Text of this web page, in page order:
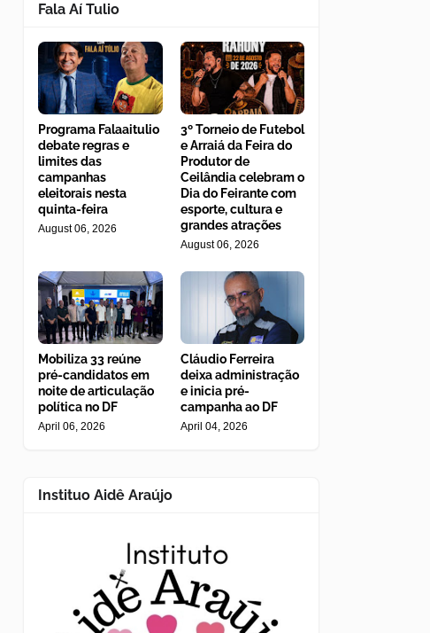
Fala Aí Tulio
Programa Falaaitulio
debate regras e
limites das
campanhas
eleitorais nesta
quinta-feira
August 06, 2026
3º Torneio de Futebol
e Arraiá da Feira do
Produtor de
Ceilândia celebram o
Dia do Feirante com
esporte, cultura e
grandes atrações
August 06, 2026
Mobiliza 33 reúne
pré-candidatos em
noite de articulação
política no DF
April 06, 2026
Cláudio Ferreira
deixa administração
e inicia pré-
campanha ao DF
April 04, 2026
Instituo Aidê Araújo